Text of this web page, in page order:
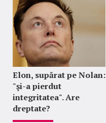
Elon, supărat pe Nolan:
"şi-a pierdut
integritatea". Are
dreptate?